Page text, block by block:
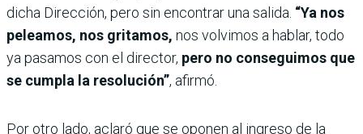
dicha Dirección, pero sin encontrar una salida. “Ya nos
peleamos, nos gritamos, nos volvimos a hablar, todo
ya pasamos con el director, pero no conseguimos que
se cumpla la resolución”, afirmó.
Por otro lado, aclaró que se oponen al ingreso de la